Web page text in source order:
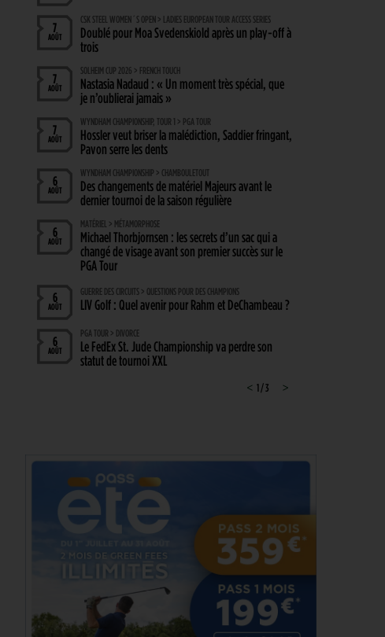
7
AOÛT
CSK STEEL WOMEN´S OPEN > LADIES EUROPEAN TOUR ACCESS SERIES
Doublé pour Moa Svedenskiold après un play-off à
trois
7
AOÛT
SOLHEIM CUP 2026 > FRENCH TOUCH
Nastasia Nadaud : « Un moment très spécial, que
je n’oublierai jamais »
7
AOÛT
WYNDHAM CHAMPIONSHIP, TOUR 1 > PGA TOUR
Hossler veut briser la malédiction, Saddier fringant,
Pavon serre les dents
6
AOÛT
WYNDHAM CHAMPIONSHIP > CHAMBOULETOUT
Des changements de matériel Majeurs avant le
dernier tournoi de la saison régulière
6
AOÛT
MATÉRIEL > MÉTAMORPHOSE
Michael Thorbjornsen : les secrets d’un sac qui a
changé de visage avant son premier succès sur le
PGA Tour
6
AOÛT
GUERRE DES CIRCUITS > QUESTIONS POUR DES CHAMPIONS
LIV Golf : Quel avenir pour Rahm et DeChambeau ?
6
AOÛT
PGA TOUR > DIVORCE
Le FedEx St. Jude Championship va perdre son
statut de tournoi XXL
AOÛT
LIV GOLF > NOUVELLE ÈRE
Le boss du LIV Golf confirme un accord de 250
millions de dollars avec un investisseur dont le
nom reste… secret !
Le Cadillac, chez Trump, au programme du
Championship Series 2028
AOÛT
MATÉRIEL > WEDGE
Cleveland RTZ 2 : Roger Cleveland remet sa
signature au cœur du petit jeu
< >
1 / 3